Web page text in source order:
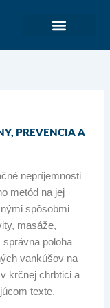
PREVENCIA A
nepríjemnosti
metód na jej
spôsobmi
masáže,
správna poloha
vankúšov na
krčnej chrbtici a
texte.